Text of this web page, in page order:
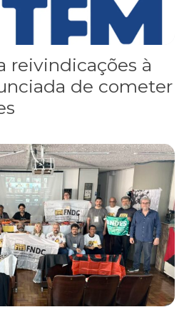
reivindicações à
de cometer
20 pontos para as eleições 2026